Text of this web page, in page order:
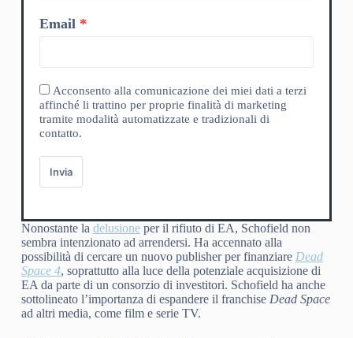
Email
Acconsento alla comunicazione dei miei dati a terzi
affinché li trattino per proprie finalità di marketing
tramite modalità automatizzate e tradizionali di
contatto.
Invia
Nonostante la delusioneper il rifiuto di EA, Schofield non
sembra intenzionato ad arrendersi. Ha accennato alla
possibilità di cercare un nuovo publisher per finanziare Dead
Space 4, soprattutto alla luce della potenziale acquisizione di
EA da parte di un consorzio di investitori. Schofield ha anche
sottolineato l’importanza di espandere il franchise Dead Space
ad altri media, come film e serie TV.